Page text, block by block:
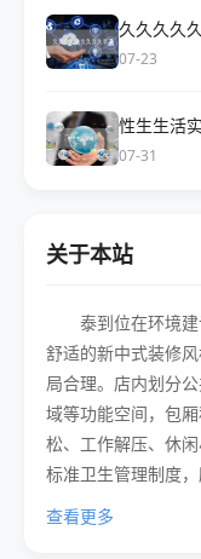
久久久久
07-23
性生生活
07-31
关于本站
泰到位在环境
舒适的新中式装修
局合理。店内划分
域等功能空间，包
松、工作解压、休
标准卫生管理制度
查看更多